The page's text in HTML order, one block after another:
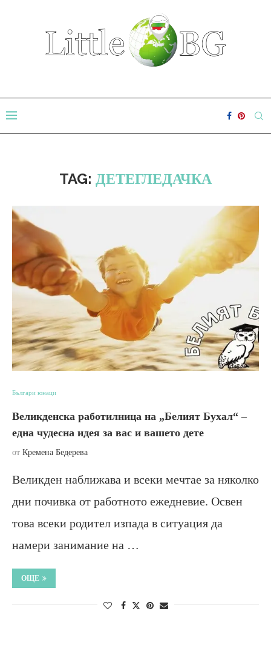
TAG: ДЕТЕГЛЕДАЧКА
Българи юнаци
Великденска работилница на „Белият Бухал“ –
една чудесна идея за вас и вашето дете
от Кремена Бедерева
Великден наближава и всеки мечтае за няколко
дни почивка от работното ежедневие. Освен
това всеки родител изпада в ситуация да
намери занимание на …
ОЩЕ